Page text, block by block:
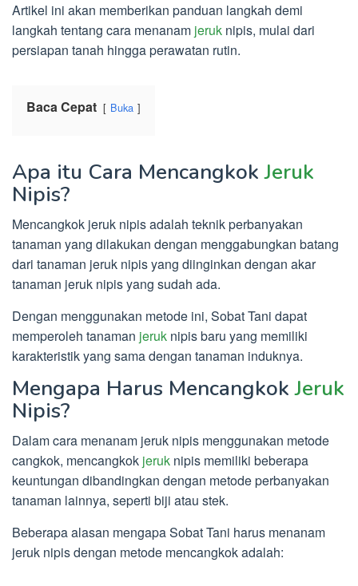
Artikel ini akan memberikan panduan langkah demi
langkah tentang cara menanam jeruk nipis, mulai dari
persiapan tanah hingga perawatan rutin.
Baca Cepat Buka
Apa itu Cara MencangkokJeruk
Nipis?
Mencangkok jeruk nipis adalah teknik perbanyakan
tanaman yang dilakukan dengan menggabungkan batang
dari tanaman jeruk nipis yang diinginkan dengan akar
tanaman jeruk nipis yang sudah ada.
Dengan menggunakan metode ini, Sobat Tani dapat
memperoleh tanaman jeruk nipis baru yang memiliki
karakteristik yang sama dengan tanaman induknya.
Mengapa Harus MencangkokJeruk
Nipis?
Dalam cara menanam jeruk nipis menggunakan metode
cangkok, mencangkok jeruk nipis memiliki beberapa
keuntungan dibandingkan dengan metode perbanyakan
tanaman lainnya, seperti biji atau stek.
Beberapa alasan mengapa Sobat Tani harus menanam
jeruk nipis dengan metode mencangkok adalah: